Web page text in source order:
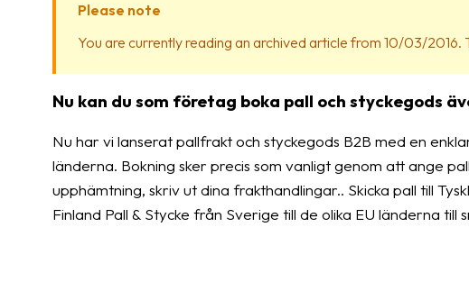
Please note
You are currently reading an archived article from 10/03/
Nu kan du som företag boka pall och styckegods
Nu har vi lanserat pallfrakt och styckegods B2B med en
länderna. Bokning sker precis som vanligt genom att ange
upphämtning, skriv ut dina frakthandlingar.. Skicka pall till
Finland Pall & Stycke från Sverige till de olika EU länderna till